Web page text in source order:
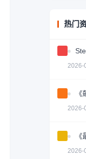
热门
2026-
2026-
2026-